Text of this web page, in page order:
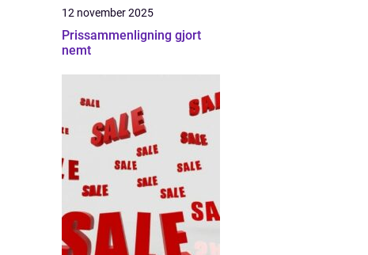
12 november 2025
Prissammenligning gjort
nemt